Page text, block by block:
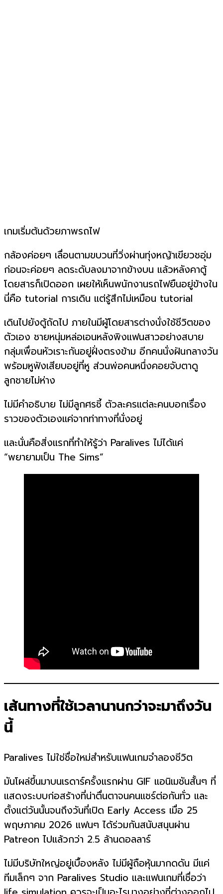
เกมเริ่มต้นด้วยภาพรถไฟ
กล้องค่อยๆ เลื่อนตามขบวนที่วิ่งผ่านทุ่งหญ้าเขียวชอุ่ม
ก่อนจะค่อยๆ ลดระดับลงมาจากข้างบน แล้วหลังคาตู้
โดยสารก็เปิดออก เผยให้เห็นพนักงานรถไฟยืนอยู่ข้างใน
นี่คือ tutorial การเดิน แต่รู้สึกไม่เหมือน tutorial
เดินไปยังตู้ถัดไป ภายในมีผู้โดยสารต่างนั่งใช้ชีวิตของ
ตัวเอง ชายหนุ่มหล่อเอนหลังพิงแฟนสาวอย่างสบาย
กลุ่มเพื่อนหัวเราะกันอยู่ฝั่งตรงข้าม อีกคนนั่งฝันกลางวัน
พร้อมหูฟังเสียบอยู่ที่หู ส่วนพ่อคนหนึ่งคอยจับตาดู
ลูกชายไม่ห่าง
ไม่มีคำอธิบาย ไม่มีลูกศรชี้ ตัวละครแต่ละคนบอกเรื่อง
ราวของตัวเองแค่จากท่าทางที่นั่งอยู่
และนั่นคือสิ่งแรกที่ทำให้รู้ว่า Paralives ไม่ได้แค่
“พยายามเป็น The Sims”
เส้นทางที่ใช้เวลานานกว่าจะมาถึงวัน
นี้
Paralives ไม่ใช่ชื่อใหม่สำหรับแฟนเกมจำลองชีวิต
มันโผล่ขึ้นมาบนเรดาร์ครั้งแรกผ่าน GIF แอนิเมชันสั้นๆ ที่
แสดงระบบก่อสร้างที่น่าตื่นตาจนคนแชร์ต่อกันทั่ว และ
ตั้งแต่วันนั้นจนถึงวันที่เปิด Early Access เมื่อ 25
พฤษภาคม 2026 แฟนๆ ได้ร่วมกันสนับสนุนผ่าน
Patreon ไปแล้วกว่า 2.5 ล้านดอลลาร์
ไม่มีบริษัทใหญ่อยู่เบื้องหลัง ไม่มีผู้ถือหุ้นมากดดัน มีแค่
ทีมเล็กๆ จาก Paralives Studio และแฟนเกมที่เชื่อว่า